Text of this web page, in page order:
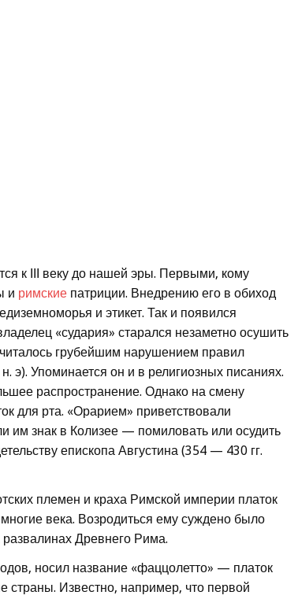
к ІІІ веку до нашей эры. Первыми, кому
и римскиепатриции. Внедрению его в обиход
и этикет. Так и появился
«судария» старался незаметно осушить
грубейшим нарушением правил
э). Упоминается он и в религиозных писаниях.
распространение. Однако на смену
для рта. «Орарием» приветствовали
им знак в Колизее — помиловать или осудить
епископа Августина (354 — 430 гг.
племен и краха Римской империи платок
века. Возродиться ему суждено было
Древнего Рима.
носил название «фаццолетто» — платок
страны. Известно, например, что первой